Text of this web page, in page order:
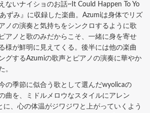
いナイショのお話~It Could Happen To Yo
ずみ』に収録した楽曲。Azumiは身体でリズ
ノの演奏と気持ちをシンクロするように歌
アノと歌のみだからこそ、一緒に身を寄せ
様が鮮明に見えてくる。後半には他の楽曲
グするAzumiの歌声とピアノの演奏に華やか
。
の季節に似合う歌として選んだwyolicaの
曲を、ミドルメロウなスタイルにアレン
に、心の体温がジワジワと上がっていくよう